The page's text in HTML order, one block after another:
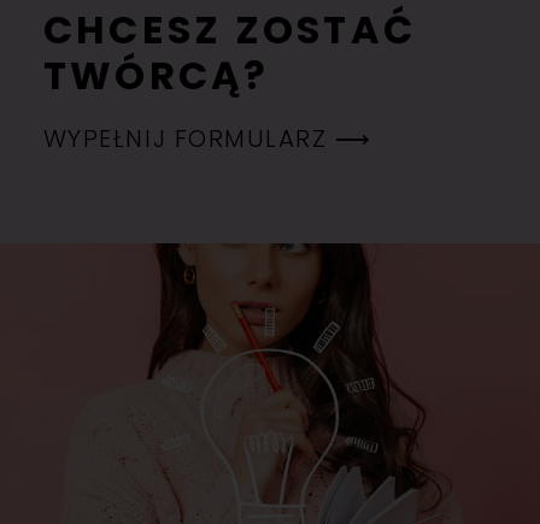
CHCESZ ZOSTAĆ
TWÓRCĄ?
WYPEŁNIJ FORMULARZ ⟶